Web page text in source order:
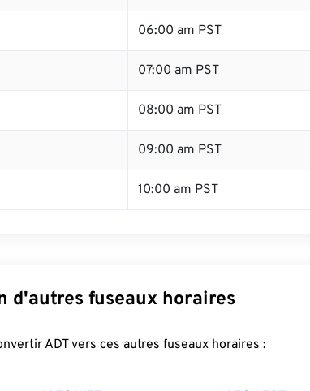
06:00 am PST
07:00 am PST
08:00 am PST
09:00 am PST
10:00 am PST
d'autres fuseaux horaires
ADT vers ces autres fuseaux horaires :